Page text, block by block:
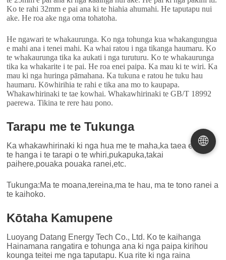
🌐
Ko te rahi 32mm e pai ana ki te hiahia ahumahi. He taputapu nui
ake. He roa ake nga oma tohatoha.
He ngawari te whakaurunga. Ko nga tohunga kua whakangungua
e mahi ana i tenei mahi. Ka whai ratou i nga tikanga haumaru. Ko
te whakaurunga tika ka aukati i nga turuturu. Ko te whakaurunga
tika ka whakarite i te pai. He roa enei paipa. Ka mau ki te wiri. Ka
mau ki nga huringa pāmahana. Ka tukuna e ratou he tuku hau
haumaru. Kōwhirihia te rahi e tika ana mo to kaupapa.
Whakawhirinaki te tae kowhai. Whakawhirinaki te GB/T 18992
paerewa. Tikina te rere hau pono.
Tarapu me te Tukunga
Ka whakawhirinaki ki nga hua me te maha,ka taea e tatou
te hanga i te tarapi o te whiri,pukapuka,takai
paihere,pouaka pouaka ranei,etc.
Tukunga:Ma te moana,tereina,ma te hau, ma te tono ranei a
te kaihoko.
Kōtaha Kamupene
Luoyang Datang Energy Tech Co., Ltd. Ko te kaihanga
Hainamana rangatira e tohunga ana ki nga paipa kirihou
kounga teitei me nga taputapu. Kua rite ki nga raina